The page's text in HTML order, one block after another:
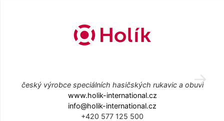
český výrobce speciálních hasičských rukavic a obuvi
www.holik-international.cz
info@holik-international.cz
+420 577 125 500